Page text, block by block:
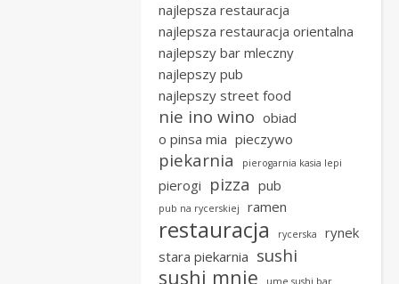
najlepsza restauracja
najlepsza restauracja orientalna
najlepszy bar mleczny
najlepszy pub
najlepszy street food
nie ino wino obiad
o pinsa mia pieczywo
piekarnia pierogarnia kasia lepi
pierogi pizza pub
pub na rycerskiej ramen
restauracja rycerska
rynek
stara piekarnia sushi
sushi mnie
ume sushi bar